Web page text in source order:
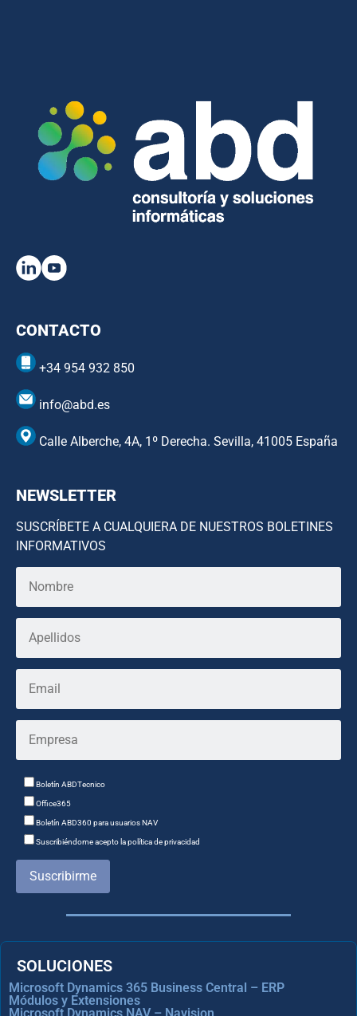
CONTACTO
+34 954 932 850
info@abd.es
Calle Alberche, 4A, 1º Derecha. Sevilla, 41005 España
NEWSLETTER
SUSCRÍBETE A CUALQUIERA DE NUESTROS BOLETINES
INFORMATIVOS
Boletín ABDTecnico
Office365
Boletín ABD360 para usuarios NAV
Suscribiéndome acepto la política de privacidad
Suscribirme
SOLUCIONES
Microsoft Dynamics 365 Business Central – ERP
Módulos y Extensiones